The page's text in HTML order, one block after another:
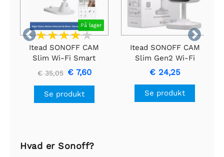


På lager
Itead SONOFF CAM
Slim Wi-Fi Smart
Sikkerhedskamera
€ 35,05 € 7,60
Se produkt
Itead SONOFF CAM
Slim Gen2 Wi-Fi
Smart
Sikkerhedskamera
€ 24,25
Se produkt
Hvad er Sonoff?